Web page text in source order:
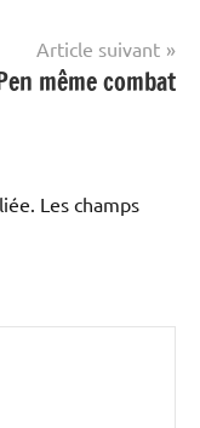
Article suivant
même combat
Les champs